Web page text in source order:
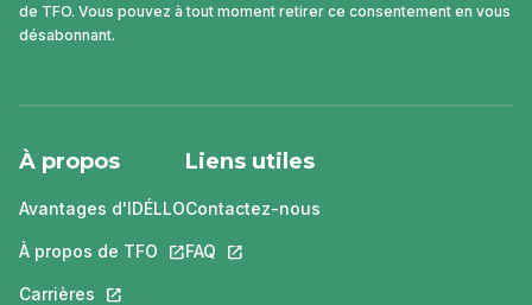
de TFO. Vous pouvez à tout moment retirer ce consentement en vous
désabonnant.
À propos
Avantages d'IDÉLLO
À propos de TFO Ce lien s'ouvrira dans un nouvel onglet.
Carrières Ce lien s'ouvrira dans un nouvel onglet.
Liens utiles
Contactez-nous
FAQ Ce lien s'ouvrira dans un nouvel